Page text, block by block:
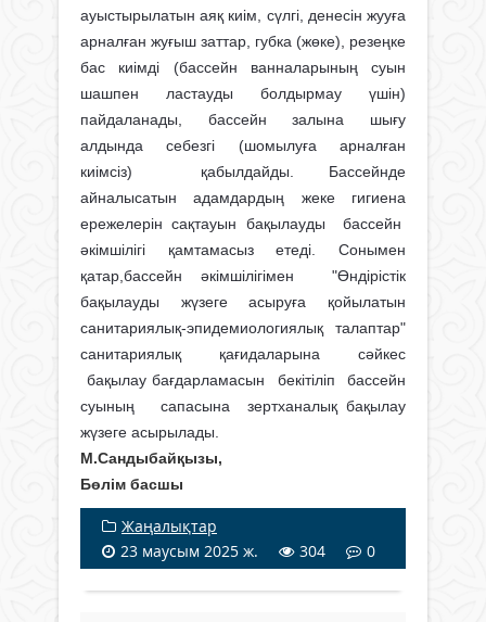
ауыстырылатын аяқ киім, сүлгі, денесін жууға
арналған жуғыш заттар, губка (жөке), резеңке
бас киімді (бассейн ванналарының суын
шашпен ластауды болдырмау үшін)
пайдаланады, бассейн залына шығу
алдында себезгі (шомылуға арналған
киімсіз) қабылдайды. Бассейнде
айналысатын адамдардың жеке гигиена
ережелерін сақтауын бақылауды бассейн
әкімшілігі қамтамасыз етеді. Сонымен
қатар,бассейн әкімшілігімен "Өндірістік
бақылауды жүзеге асыруға қойылатын
санитариялық-эпидемиологиялық талаптар"
санитариялық қағидаларына сәйкес
бақылау бағдарламасын бекітіліп бассейн
суының сапасына зертханалық бақылау
жүзеге асырылады.
М.Сандыбайқызы,
Бөлім басшы
Жаңалықтар
23 маусым 2025 ж.
304 0